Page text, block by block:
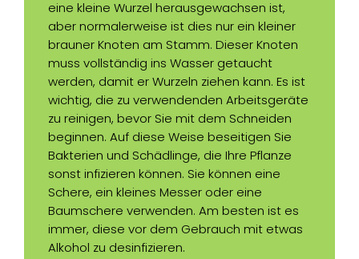
eine kleine Wurzel herausgewachsen ist,
aber normalerweise ist dies nur ein kleiner
brauner Knoten am Stamm. Dieser Knoten
muss vollständig ins Wasser getaucht
werden, damit er Wurzeln ziehen kann. Es ist
wichtig, die zu verwendenden Arbeitsgeräte
zu reinigen, bevor Sie mit dem Schneiden
beginnen. Auf diese Weise beseitigen Sie
Bakterien und Schädlinge, die Ihre Pflanze
sonst infizieren können. Sie können eine
Schere, ein kleines Messer oder eine
Baumschere verwenden. Am besten ist es
immer, diese vor dem Gebrauch mit etwas
Alkohol zu desinfizieren.